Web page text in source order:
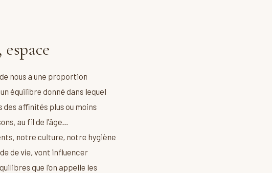
nous a une proportion
équilibre donné dans lequel
des affinités plus ou moins
au fil de l’âge…
notre culture, notre hygiène
de vie, vont influencer
que l’on appelle les